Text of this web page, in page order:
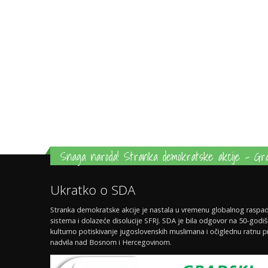
Snaga naroda! Stranka demokratske akcije -
Ukratko o SDA
Stranka demokratske akcije je nastala u vremenu globalnog
sistema i dolazeće disolucije SFRJ. SDA je bila odgovor na 50-
kulturno potiskivanje jugoslovenskih muslimana i očiglednu ratnu
nadvila nad Bosnom i Hercegovinom.